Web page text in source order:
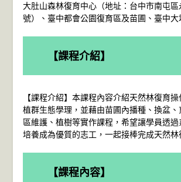
大肚山森林復育中心（地址：台中市南屯
號）、臺中都會公園復育區及苗圃、臺中
【課程介紹】
【課程介紹】本課程內容介紹天然林復育
植群生態學理，並藉由苗圃內播種、換盆
區維護、植樹等實作課程，希望讓學員透過
培養成為優質的志工，一起接棒完成天然林
【課程內容】